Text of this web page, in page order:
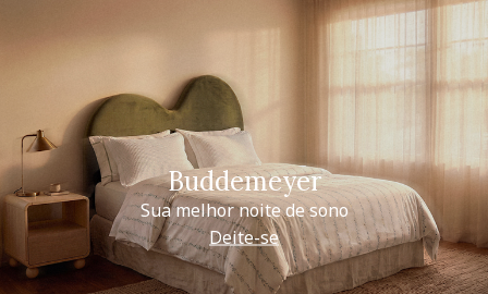
Buddemeyer
Sua melhor noite de sono
Deite-se